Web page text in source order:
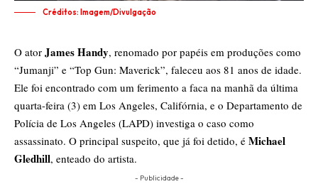
Créditos: Imagem/Divulgação
O ator James Handy, renomado por papéis em produções como
“Jumanji” e “Top Gun: Maverick”, faleceu aos 81 anos de idade.
Ele foi encontrado com um ferimento a faca na manhã da última
quarta-feira (3) em Los Angeles, Califórnia, e o Departamento de
Polícia de Los Angeles (LAPD) investiga o caso como
assassinato. O principal suspeito, que já foi detido, é Michael
Gledhill, enteado do artista.
- Publicidade -